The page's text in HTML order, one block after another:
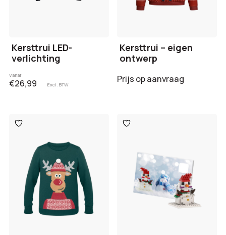
Kersttrui LED-
verlichting
Vanaf
€26,99 Excl. BTW
Kersttrui – eigen
ontwerp
Prijs op aanvraag
Toevoegen
aan
Toevoegen
aan